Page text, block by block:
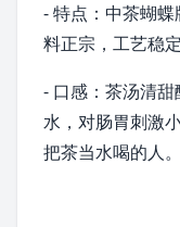
- 特点：中茶蝴
料正宗，工艺稳
- 口感：茶汤清
水，对肠胃刺激
把茶当水喝的人。